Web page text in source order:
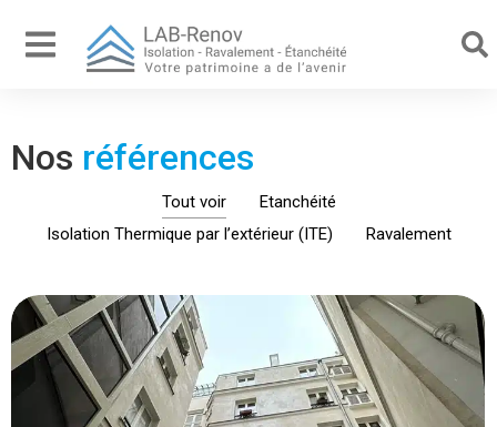
Nos références
Tout voir
Etanchéité
Isolation Thermique par l’extérieur (ITE)
Ravalement